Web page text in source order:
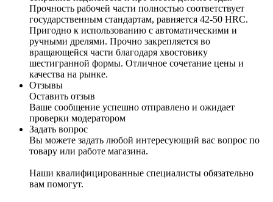
Прочность рабочей части полностью соответствует
государственным стандартам, равняется 42-50 HRC.
Пригодно к использованию с автоматическими и
ручными дрелями. Прочно закрепляется во
вращающейся части благодаря хвостовику
шестигранной формы. Отличное сочетание цены и
качества на рынке.
Отзывы
Оставить отзыв
Ваше сообщение успешно отправлено и ожидает
проверки модератором
Задать вопрос
Вы можете задать любой интересующий вас вопрос по
товару или работе магазина.
Наши квалифицированные специалисты обязательно
вам помогут.